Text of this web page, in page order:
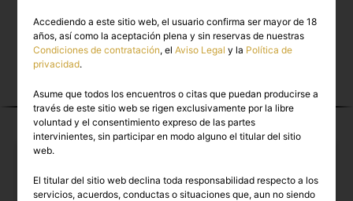
Travestis Alicante capital 🔥 Escorts trans con
vídeos reales disponibles ahora
TRAVESTIS EN ALICANTE
CAPITAL
Accediendo a este sitio web, el usuario confirma ser mayor de 18
años, así como la aceptación plena y sin reservas de nuestras
Condiciones de contratación, elAviso Legal y la Política de
privacidad.
Asume que todos los encuentros o citas que puedan producirse a
través de este sitio web se rigen exclusivamente por la libre
voluntad y el consentimiento expreso de las partes
intervinientes, sin participar en modo alguno el titular del sitio
web.
El titular del sitio web declina toda responsabilidad respecto a los
servicios, acuerdos, conductas o situaciones que, aun no siendo